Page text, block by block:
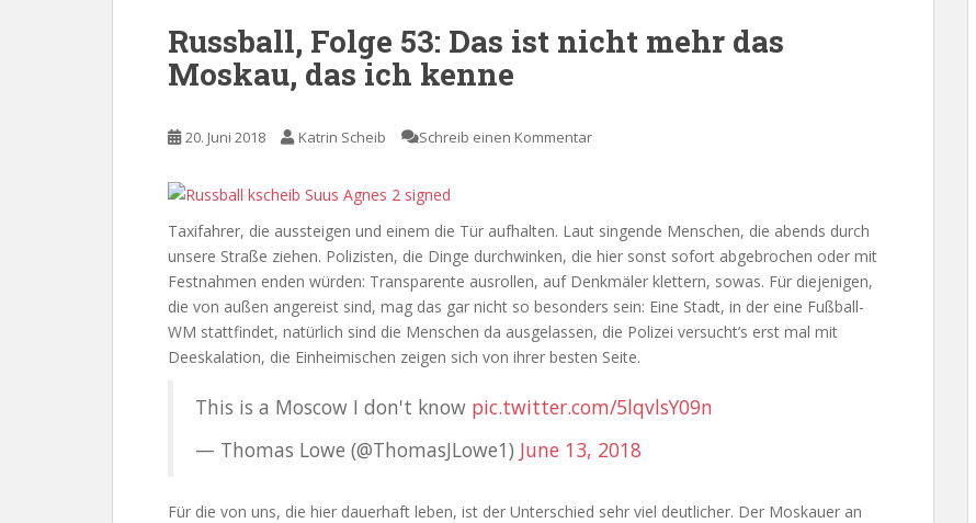
Russball, Folge 53: Das ist nicht mehr das
Moskau, das ich kenne
20. Juni 2018 Katrin Scheib Schreib einen Kommentar
Taxifahrer, die aussteigen und einem die Tür aufhalten. Laut singende Menschen, die abends durch
unsere Straße ziehen. Polizisten, die Dinge durchwinken, die hier sonst sofort abgebrochen oder mit
Festnahmen enden würden: Transparente ausrollen, auf Denkmäler klettern, sowas. Für diejenigen,
die von außen angereist sind, mag das gar nicht so besonders sein: Eine Stadt, in der eine Fußball-
WM stattfindet, natürlich sind die Menschen da ausgelassen, die Polizei versucht’s erst mal mit
Deeskalation, die Einheimischen zeigen sich von ihrer besten Seite.
This is a Moscow I don't know pic.twitter.com/5lqvlsY09n
— Thomas Lowe (@ThomasJLowe1) June 13, 2018
Für die von uns, die hier dauerhaft leben, ist der Unterschied sehr viel deutlicher. Der Moskauer an